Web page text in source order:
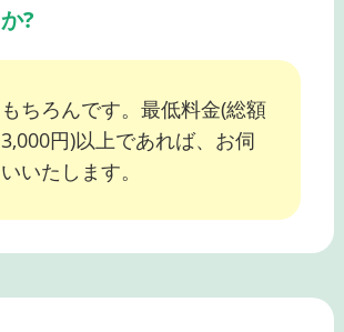
か?
もちろんです。最低料金(総額
3,000円)以上であれば、お伺
いいたします。